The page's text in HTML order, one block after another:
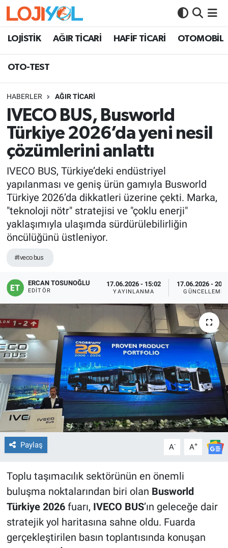
LOJİSTİK AĞIR TİCARİ HAFİF TİCARİ OTOMOBİL
OTO-TEST
HABERLER AĞIR TİCARİ
IVECO BUS, Busworld
Türkiye 2026’da yeni nesil
çözümlerini anlattı
IVECO BUS, Türkiye’deki endüstriyel
yapılanması ve geniş ürün gamıyla Busworld
Türkiye 2026’da dikkatleri üzerine çekti. Marka,
"teknoloji nötr" stratejisi ve "çoklu enerji"
yaklaşımıyla ulaşımda sürdürülebilirliğin
öncülüğünü üstleniyor.
#Iveco bus
ERCAN TOSUNOĞLU
EDITÖR
17.06.2026 - 15:02
YAYINLANMA
17.06.2026 -
GÜNCELLEME
Paylaş A- A+
Toplu taşımacılık sektörünün en önemli
buluşma noktalarından biri olan Busworld
Türkiye 2026fuarı, IVECO BUS’ın geleceğe dair
stratejik yol haritasına sahne oldu. Fuarda
gerçekleştirilen basın toplantısında konuşan
OTO-TEST